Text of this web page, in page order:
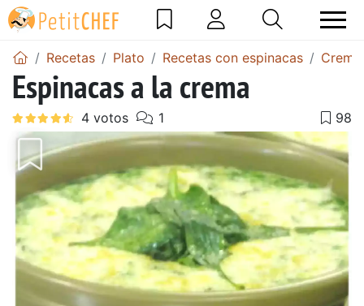
Recetas Plato Recetas con espinacas
Espinacas a la crema